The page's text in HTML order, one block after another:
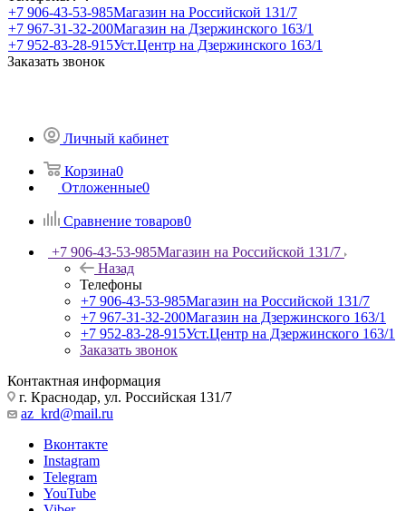
+7 906-43-53-985Магазин на Российской 131/7
+7 967-31-32-200Магазин на Дзержинского 163/1
+7 952-83-28-915Уст.Центр на Дзержинского 163/1
Заказать звонок
Личный кабинет
Корзина0
Отложенные0
Сравнение товаров0
+7 906-43-53-985Магазин на Российской 131/7
Назад
Телефоны
+7 906-43-53-985Магазин на Российской 131/7
+7 967-31-32-200Магазин на Дзержинского 163/1
+7 952-83-28-915Уст.Центр на Дзержинского 163/1
Заказать звонок
Контактная информация
г. Краснодар, ул. Российская 131/7
az_krd@mail.ru
Вконтакте
Instagram
Telegram
YouTube